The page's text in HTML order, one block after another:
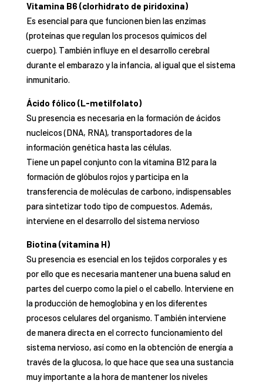
Vitamina B6 (clorhidrato de piridoxina)
Es esencial para que funcionen bien las enzimas
(proteínas que regulan los procesos químicos del
cuerpo). También influye en el desarrollo cerebral
durante el embarazo y la infancia, al igual que el sistema
inmunitario.
Ácido fólico (L-metilfolato)
Su presencia es necesaria en la formación de ácidos
nucleicos (DNA, RNA), transportadores de la
información genética hasta las células.
Tiene un papel conjunto con la vitamina B12 para la
formación de glóbulos rojos y participa en la
transferencia de moléculas de carbono, indispensables
para sintetizar todo tipo de compuestos. Además,
interviene en el desarrollo del sistema nervioso
Biotina (vitamina H)
Su presencia es esencial en los tejidos corporales y es
por ello que es necesaria mantener una buena salud en
partes del cuerpo como la piel o el cabello. Interviene en
la producción de hemoglobina y en los diferentes
procesos celulares del organismo. También interviene
de manera directa en elcorrecto funcionamiento del
sistema nervioso, así como en la obtención de energíaa
través de la glucosa, lo que hace que sea una sustancia
muy importante a la hora demantener los niveles